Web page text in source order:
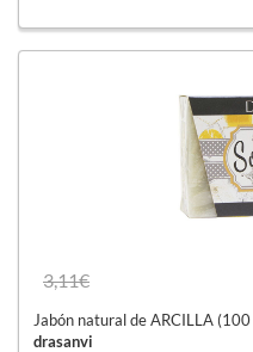
3,11€
Jabón natural de ARCILLA (100
drasanvi